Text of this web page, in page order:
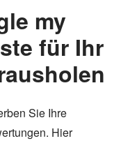
my
für Ihr
Sie Ihre
Hier